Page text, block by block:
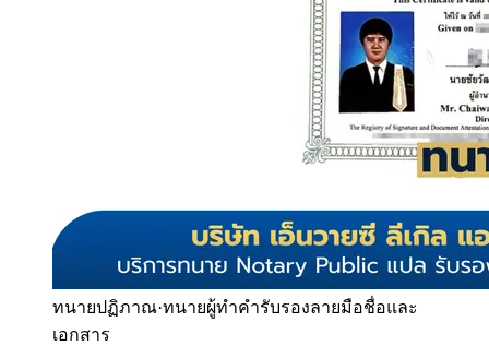
ทนายปฏิภาณ·ทนายผู้ทำคำรับรองลายมือชื่อและ
เอกสาร